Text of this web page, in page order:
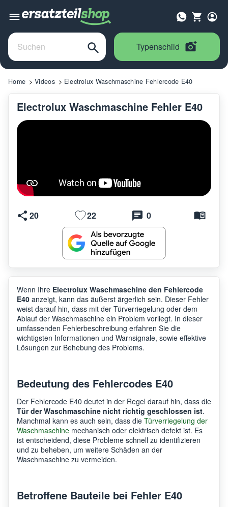
Typenschild
Home Videos Electrolux Waschmaschine Fehlercode E40
Electrolux Waschmaschine Fehler E40
20 22 0
Wenn Ihre Electrolux Waschmaschine den Fehlercode
E40 anzeigt, kann das äußerst ärgerlich sein. Dieser Fehler
weist darauf hin, dass mit der Türverriegelung oder dem
Ablauf der Waschmaschine ein Problem vorliegt. In dieser
umfassenden Fehlerbeschreibung erfahren Sie die
wichtigsten Informationen und Warnsignale, sowie effektive
Lösungen zur Behebung des Problems.
Bedeutung des Fehlercodes E40
Der Fehlercode E40 deutet in der Regel darauf hin, dass die
Tür der Waschmaschine nicht richtig geschlossen ist.
Manchmal kann es auch sein, dass die Türverriegelung der
Waschmaschine mechanisch oder elektrisch defekt ist. Es
ist entscheidend, diese Probleme schnell zu identifizieren
und zu beheben, um weitere Schäden an der
Waschmaschine zu vermeiden.
Betroffene Bauteile bei Fehler E40